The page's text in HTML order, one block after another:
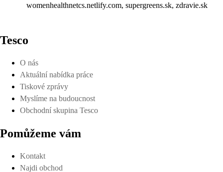
womenhealthnetcs.netlify.com, supergreens.sk, zdravie.sk
Tesco
O nás
Aktuální nabídka práce
Tiskové zprávy
Myslíme na budoucnost
Obchodní skupina Tesco
Pomůžeme vám
Kontakt
Najdi obchod